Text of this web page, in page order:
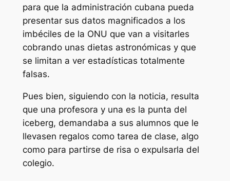
para que la administración cubana pueda
presentar sus datos magnificados a los
imbéciles de la ONU que van a visitarles
cobrando unas dietas astronómicas y que
se limitan a ver estadísticas totalmente
falsas.
Pues bien, siguiendo con la noticia, resulta
que una profesora y una es la punta del
iceberg, demandaba a sus alumnos que le
llevasen regalos como tarea de clase, algo
como para partirse de risa o expulsarla del
colegio.